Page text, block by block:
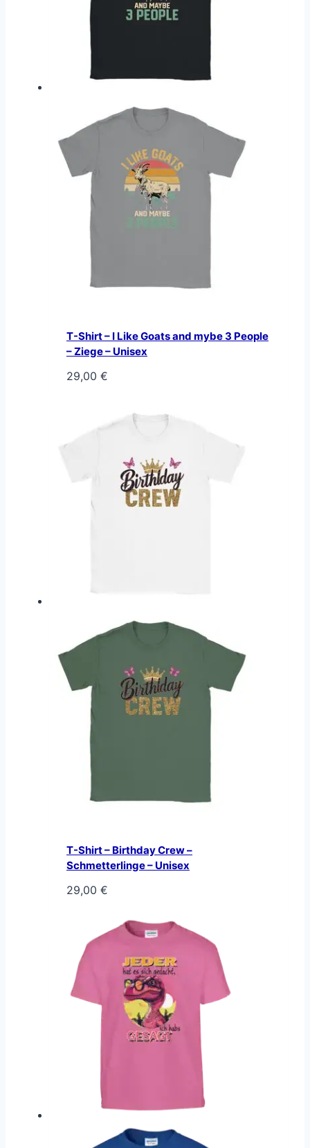
T-Shirt – I Like Goats and mybe 3 People
– Ziege – Unisex
29,00 €
T-Shirt – Birthday Crew –
Schmetterlinge – Unisex
29,00 €